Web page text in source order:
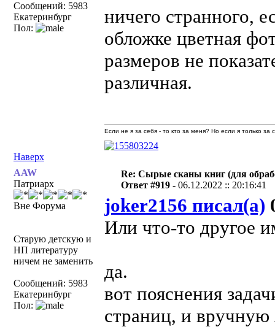
Сообщений: 5983
Екатеринбург
Пол:
ничего странного,
обложке цветная
размеров не
различная.
Наверх
Если не я за себя - то кто за меня? Но если я только
AAW
Патриарх
Вне Форума
Старую детскую и
НП литературу
ничем не заменить
Сообщений: 5983
Екатеринбург
Пол:
Re: Сырые сканы книг (для
Ответ #919 -06.12.2022 :: 20:16:41
joker2156 писал(а)
Или что-то другое
да.
вот пояснения
страниц, и